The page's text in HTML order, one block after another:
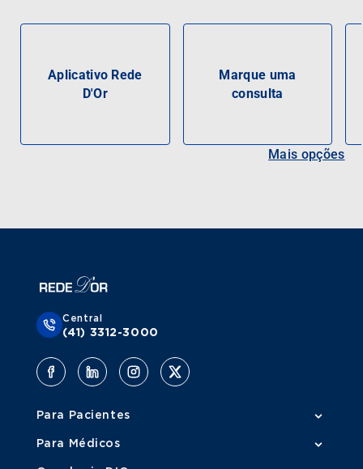
Aplicativo Rede
D'Or
Marque uma
consulta
Mais opções
Central
(41) 3312-3000
Para Pacientes
Para Médicos